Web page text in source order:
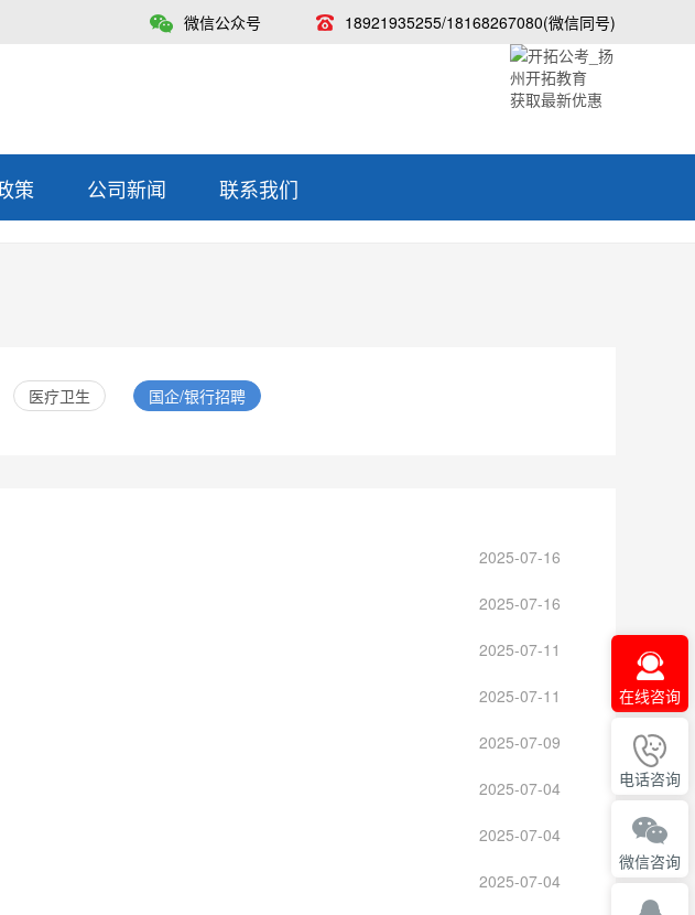
微信公众号 18921935255/18168267080(微信同号)
获取最新优惠
策 公司新闻 联系我们
医疗卫生 国企/银行招聘
2025-07-16
2025-07-16
2025-07-11
2025-07-11
2025-07-09
2025-07-04
2025-07-04
2025-07-04
在线咨询
电话咨询
微信咨询